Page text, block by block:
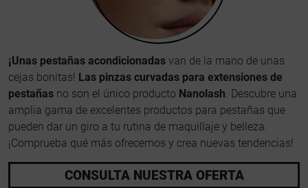
¡Unas pestañas acondicionadas van de la mano de unas
cejas bonitas! Las pinzas curvadas para extensiones de
pestañas no son el único producto Nanolash . Descubre una
amplia gama de excelentes productos para pestañas que
pueden dar un giro a tu rutina de maquillaje y belleza.
¡Comprueba qué más ofrecemos y crea nuevas tendencias!
CONSULTA NUESTRA OFERTA